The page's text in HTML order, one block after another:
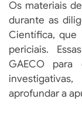
Os materiais
durante as
Científica, que
periciais.
GAECO para
aprofundar a